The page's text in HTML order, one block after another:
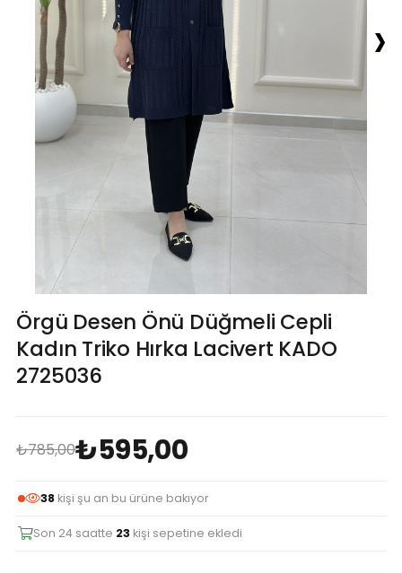
›
Örgü Desen Önü Düğmeli Cepli
Kadın Triko Hırka Lacivert KADO
2725036
₺785,00₺595,00
38 kişi şu an bu ürüne bakıyor
Son 24 saatte 23 kişi sepetine ekledi